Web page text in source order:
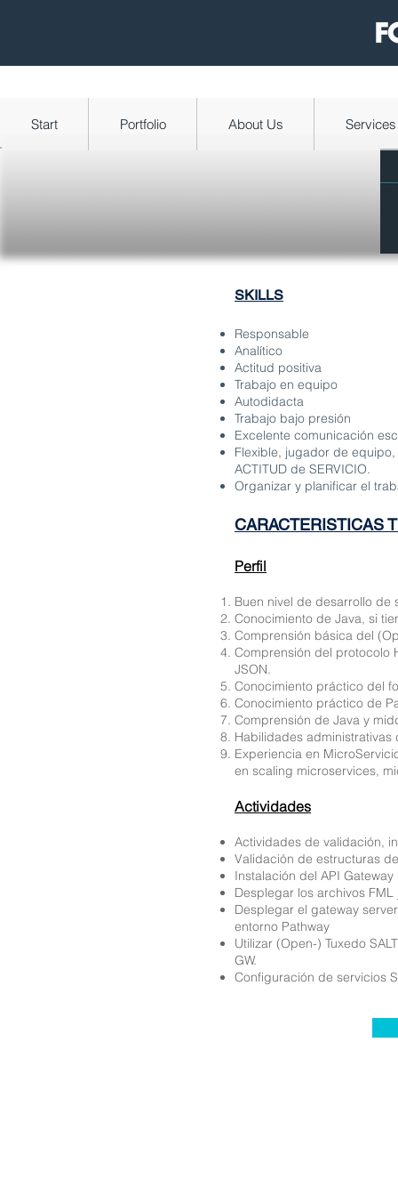
SKILLS
Responsable
Analítico
Actitud positiva
Trabajo en equipo
Autodidacta
Trabajo bajo presión
Excelente comunicación
Flexible, jugador de
ACTITUD de SERVICIO.
Organizar y planificar el
CARACTERISTICAS
Perfil
Buen nivel de desarrollo de
Conocimiento de Java, si
Comprensión básica del
Comprensión del protocolo
JSON.
Conocimiento práctico del
Conocimiento práctico de
Comprensión de Java y
Habilidades administrativas
Experiencia en
en scaling microservices,
Actividades
Actividades de validación,
Validación de estructuras
Instalación del API Gateway
Desplegar los archivos FML
Desplegar el gateway
entorno Pathway
Utilizar (Open-) Tuxedo
GW.
Configuración de servicios
Start Portfolio About Us Services